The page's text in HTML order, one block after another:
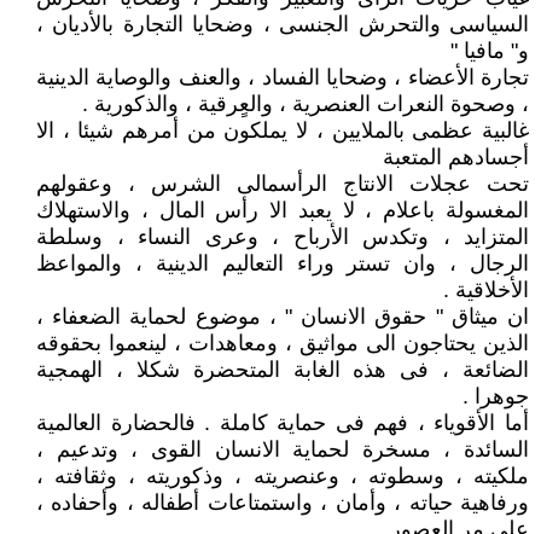
السياسى والتحرش الجنسى ، وضحايا التجارة بالأديان ،
و" مافيا "
تجارة الأعضاء ، وضحايا الفساد ، والعنف والوصاية الدينية
، وصحوة النعرات العنصرية ، والعٍرقية ، والذكورية .
غالبية عظمى بالملايين ، لا يملكون من أمرهم شيئا ، الا
أجسادهم المتعبة
تحت عجلات الانتاج الرأسمالى الشرس ، وعقولهم
المغسولة باعلام ، لا يعبد الا رأس المال ، والاستهلاك
المتزايد ، وتكدس الأرباح ، وعرى النساء ، وسلطة
الرجال ، وان تستر وراء التعاليم الدينية ، والمواعظ
الأخلاقية .
ان ميثاق " حقوق الانسان " ، موضوع لحماية الضعفاء ،
الذين يحتاجون الى مواثيق ، ومعاهدات ، لينعموا بحقوقه
الضائعة ، فى هذه الغابة المتحضرة شكلا ، الهمجية
جوهرا .
أما الأقوياء ، فهم فى حماية كاملة . فالحضارة العالمية
السائدة ، مسخرة لحماية الانسان القوى ، وتدعيم ،
ملكيته ، وسطوته ، وعنصريته ، وذكوريته ، وثقافته ،
ورفاهية حياته ، وأمان ، واستمتاعات أطفاله ، وأحفاده ،